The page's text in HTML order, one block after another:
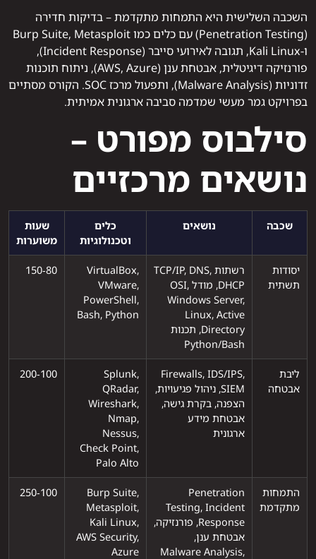
השכבה השלישית היא התמחות מתקדמת – בדיקות חדירה
(Penetration Testing) עם כלים כמו Burp Suite, Metasploit
ו‑Kali Linux, תגובה לאירועי סייבר (Incident Response),
פורנזיקה דיגיטלית, אבטחת ענן (AWS, Azure), ניתוח תוכנות
זדוניות (Malware Analysis), ותפעול מרכז SOC. הקורס מסתיים
בפרויקט גמר מעשי שמדמה סביבה ארגונית אמיתית.
סילבוס מפורט –
נושאים מרכזיים
שכבה נושאים
כלים
וטכנולוגיות
שעות
משוערות
יסודות
תשתית
רשתות TCP/IP, DNS,
DHCP, מודל OSI,
Windows Server,
Linux, Active
Directory, תכנות
Python/Bash
VirtualBox,
VMware,
PowerShell,
Bash, Python
80‑150
ליבת
אבטחה
Firewalls, IDS/IPS,
SIEM, ניהול פגיעויות,
הצפנה, בקרת גישה,
אבטחת מידע
ארגונית
Splunk,
QRadar,
Wireshark,
Nmap,
Nessus,
Check Point,
Palo Alto
100‑200
התמחות
מתקדמת
Penetration
Testing, Incident
Response, פורנזיקה,
אבטחת ענן,
Malware Analysis,
Burp Suite,
Metasploit,
Kali Linux,
AWS Security,
Azure
100‑250